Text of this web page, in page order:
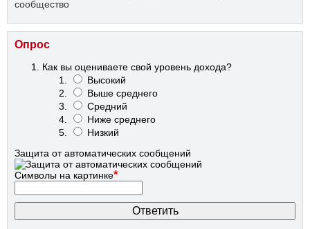
сообщество
Опрос
Как вы оцениваете свой уровень дохода?
Высокий
Выше среднего
Средний
Ниже среднего
Низкий
Защита от автоматических сообщений
Символы на картинке*